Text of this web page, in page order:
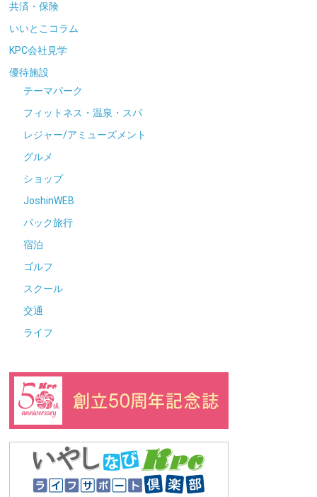
共済・保険
いいとこコラム
KPC会社見学
優待施設
テーマパーク
フィットネス・温泉・スパ
レジャー/アミューズメント
グルメ
ショップ
JoshinWEB
パック旅行
宿泊
ゴルフ
スクール
交通
ライフ